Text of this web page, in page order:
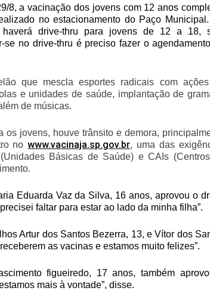
8, a vacinação dos jovens com 12 anos
no estacionamento do Paço
drive-thru para jovens de 12 a 18,
no drive-thru é preciso fazer o
que mescla esportes radicais com
e unidades de saúde, implantação de
de músicas.
os jovens, houve trânsito e demora,
nowww.vacinaja.sp.gov.br, uma das
Básicas de Saúde) e CAIs
Eduarda Vaz da Silva, 16 anos, aprovou o
faltar para estar ao lado da minha filha”.
Artur dos Santos Bezerra, 13, e Vítor dos
as vacinas e estamos muito felizes”.
figueiredo, 17 anos, também
mais à vontade”, disse.